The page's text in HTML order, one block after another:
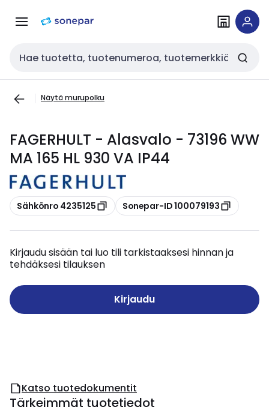
navigointiinsisältöön
Haku
Näytä murupolku
FAGERHULT - Alasvalo - 73196 WW
MA 165 HL 930 VA IP44
Kopioi
Sähkönro 4235125 Kopioi
Sonepar-ID 100079193
Kirjaudu sisään tai luo tili tarkistaaksesi hinnan ja
tehdäksesi tilauksen
Kirjaudu
Katso tuotedokumentit
Tärkeimmät tuotetiedot